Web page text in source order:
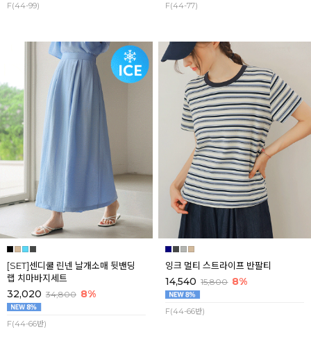
F(44-99) F(44-77)
[SET]센디쿨 린넨 날개소매 뒷밴딩
랩 치마바지세트
32,020 34,800 8%
F(44-66반)
잉크 멀티 스트라이프 반팔티
14,540 15,800 8%
F(44-66반)